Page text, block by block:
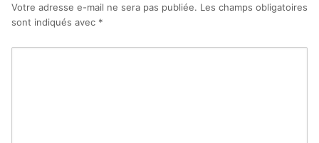
Votre adresse e-mail ne sera pas publiée. Les champs obligatoires
sont indiqués avec *